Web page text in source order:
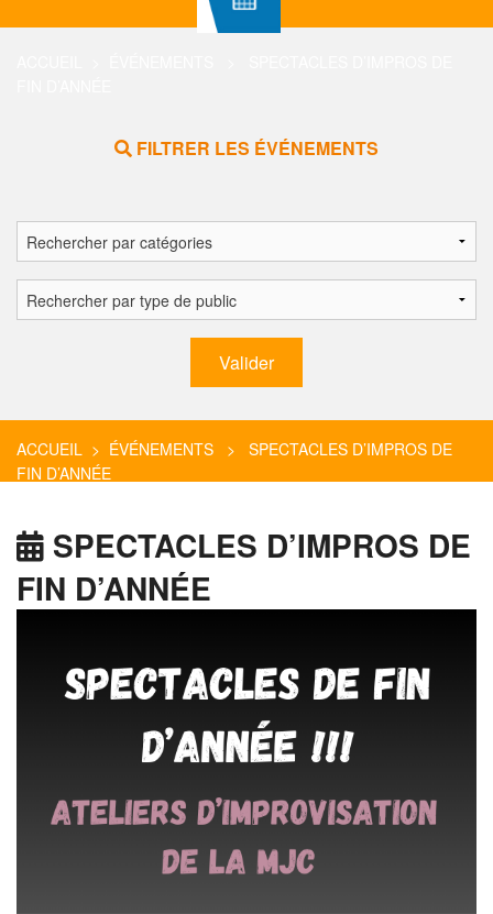
FILTRER LES ÉVÉNEMENTS
ACCUEIL > ÉVÉNEMENTS > SPECTACLES D’IMPROS DE
FIN D’ANNÉE
SPECTACLES D’IMPROS DE
FIN D’ANNÉE